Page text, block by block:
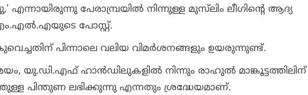
എന്നായിരുന്നു പേരാമ്പ്രയില്‍ നിന്നുള്ള മുസ്‌ലിം ലീഗിന്റെ ആദ്യ
പോസ്റ്റ്.
പിന്നാലെ വലിയ വിമര്‍ശനങ്ങളും ഉയരുന്നുണ്ട്.
യു.ഡി.എഫ് ഹാന്‍ഡിലുകളില്‍ നിന്നും രാഹുല്‍ മാങ്കൂട്ടത്തിലിന്
പിന്തുണ ലഭിക്കുന്നു എന്നതും ശ്രദ്ധേയമാണ്.